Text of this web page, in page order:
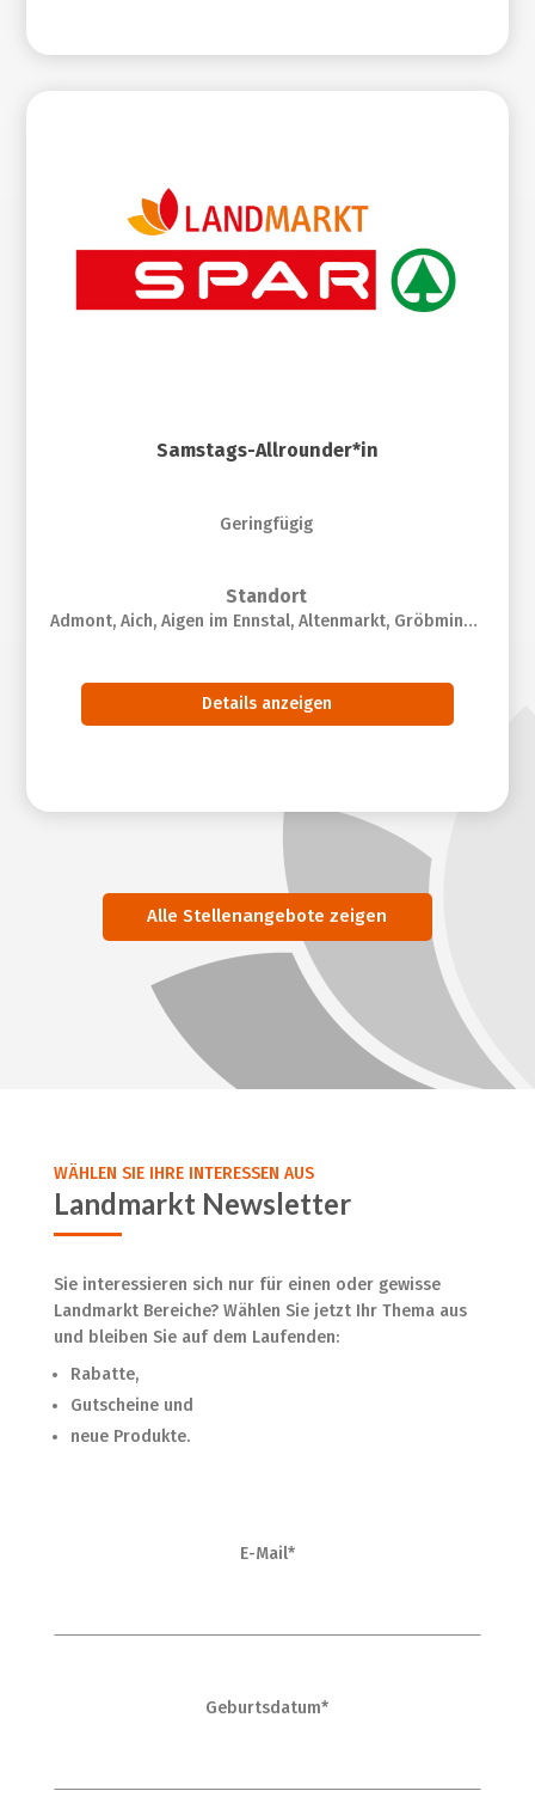
Samstags-Allrounder*in
Geringfügig
Standort
Admont, Aich, Aigen im Ennstal, Altenmarkt, Gröbming, Irdning, Ramsau, Rottenmann, Schladming, St. Gallen, Wagrain
Details anzeigen
Alle Stellenangebote zeigen
E-Mail*
Geburtsdatum*
WÄHLEN SIE IHRE INTERESSEN AUS
Landmarkt Newsletter
Sie interessieren sich nur für einen oder gewisse
Landmarkt Bereiche? Wählen Sie jetzt Ihr Thema aus
und bleiben Sie auf dem Laufenden:
Rabatte,
Gutscheine und
neue Produkte.